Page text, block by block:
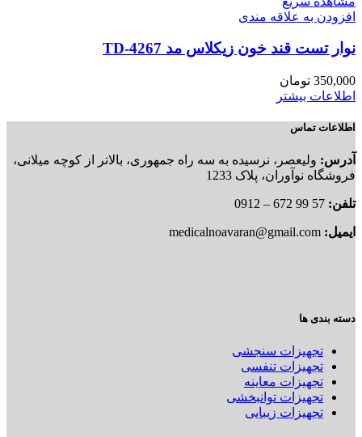
افزودن به علاقه مندی
نوار تست قند خون زیکلاس مد TD-4267
350,000 تومان
اطلاعات بیشتر
اطلاعات تماس
آدرس: ولیعصر، نرسیده به سه راه جمهوری، بالاتر از کوچه میلانی،
فروشگاه نوآوران، پلاک 1233
تلفن: 57 99 672 – 0912
ایمیل:
دسته بندی ها
تجهیزات سنجشی
تجهیزات تنفسی
تجهیزات معاینه
تجهیزات توانبخشی
تجهیزات زیبایی